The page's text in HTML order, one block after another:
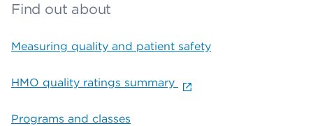
Find out about
Measuring quality and patient safety
HMO quality ratings summary
Programs and classes